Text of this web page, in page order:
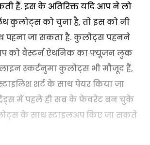
हैं. इस के अतिरिक्त यदि आप ने लो
कुलोट्स को चुना है, तो इस को नी
पहना जा सकता है. कुलोट्स पहनने
को वैस्टर्न ऐथनिक का फ्यूजन लुक
स्कर्टनुमा कुलोट्स भी मौजूद हैं,
शर्ट के साथ पेयर किया जा
में पहले ही सब के फेवरेट बन चुके
के साथ स्टाइलअप किए जा सकते